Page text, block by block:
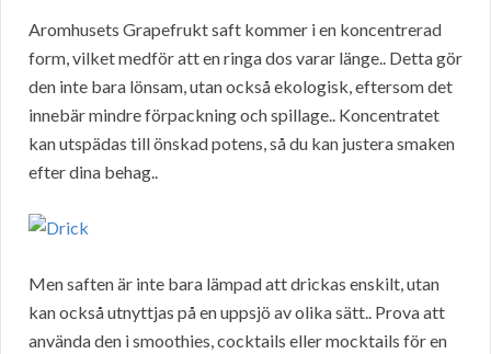
Aromhusets Grapefrukt saft kommer i en koncentrerad
form, vilket medför att en ringa dos varar länge.. Detta gör
den inte bara lönsam, utan också ekologisk, eftersom det
innebär mindre förpackning och spillage.. Koncentratet
kan utspädas till önskad potens, så du kan justera smaken
efter dina behag..
Men saften är inte bara lämpad att drickas enskilt, utan
kan också utnyttjas på en uppsjö av olika sätt.. Prova att
använda den i smoothies, cocktails eller mocktails för en